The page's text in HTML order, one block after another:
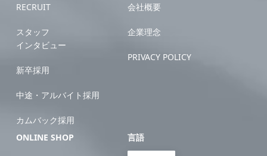
RECRUIT
スタッフ
インタビュー
新卒採用
中途・アルバイト採用
カムバック採用
会社概要
企業理念
PRIVACY POLICY
ONLINE SHOP 言語